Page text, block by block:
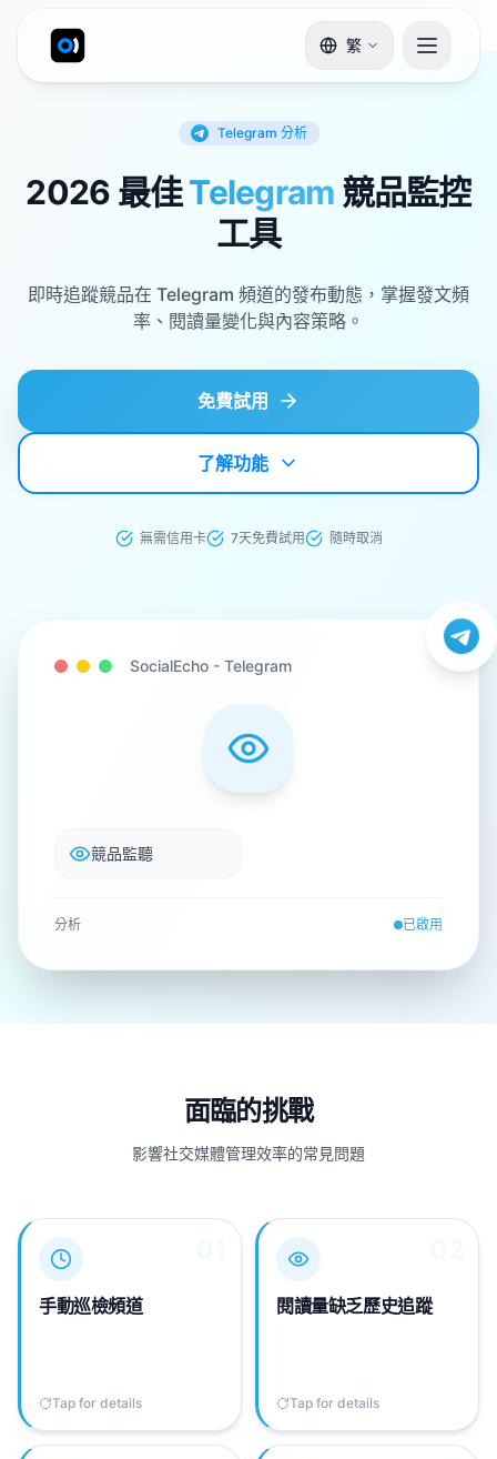
繁
Telegram 分析
2026 最佳Telegram 競品監控
工具
即時追蹤競品在 Telegram 頻道的發布動態，掌握發文頻
率、閱讀量變化與內容策略。
免費試用
了解功能
無需信用卡 7天免費試用 隨時取消
SocialEcho - Telegram
競品監聽
分析 已啟用
面臨的挑戰
影響社交媒體管理效率的常見問題
手動巡檢頻道
Tap for details
01
你必須全天手動查看競品
頻道才不會漏掉新訊息，
效率低且容易遺漏。
Tap to flip back
閱讀量缺乏歷史追蹤
Tap for details
02
Telegram 原生僅顯示當下
閱讀量，無法分析內容熱
度隨時間變化。
Tap to flip back